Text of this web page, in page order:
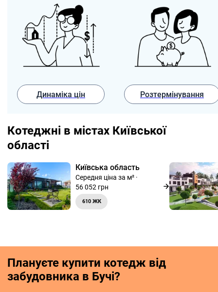
Динаміка цін Розтермінування
Котеджні в містах Київської
області
Київська область
Середня ціна за м² ·
56 052 грн
610 ЖК
Плануєте купити котедж від
забудовника в Бучі?